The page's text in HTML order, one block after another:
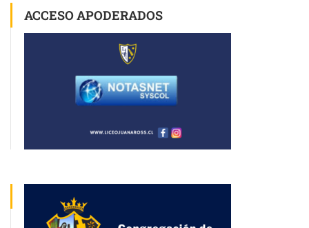
ACCESO APODERADOS